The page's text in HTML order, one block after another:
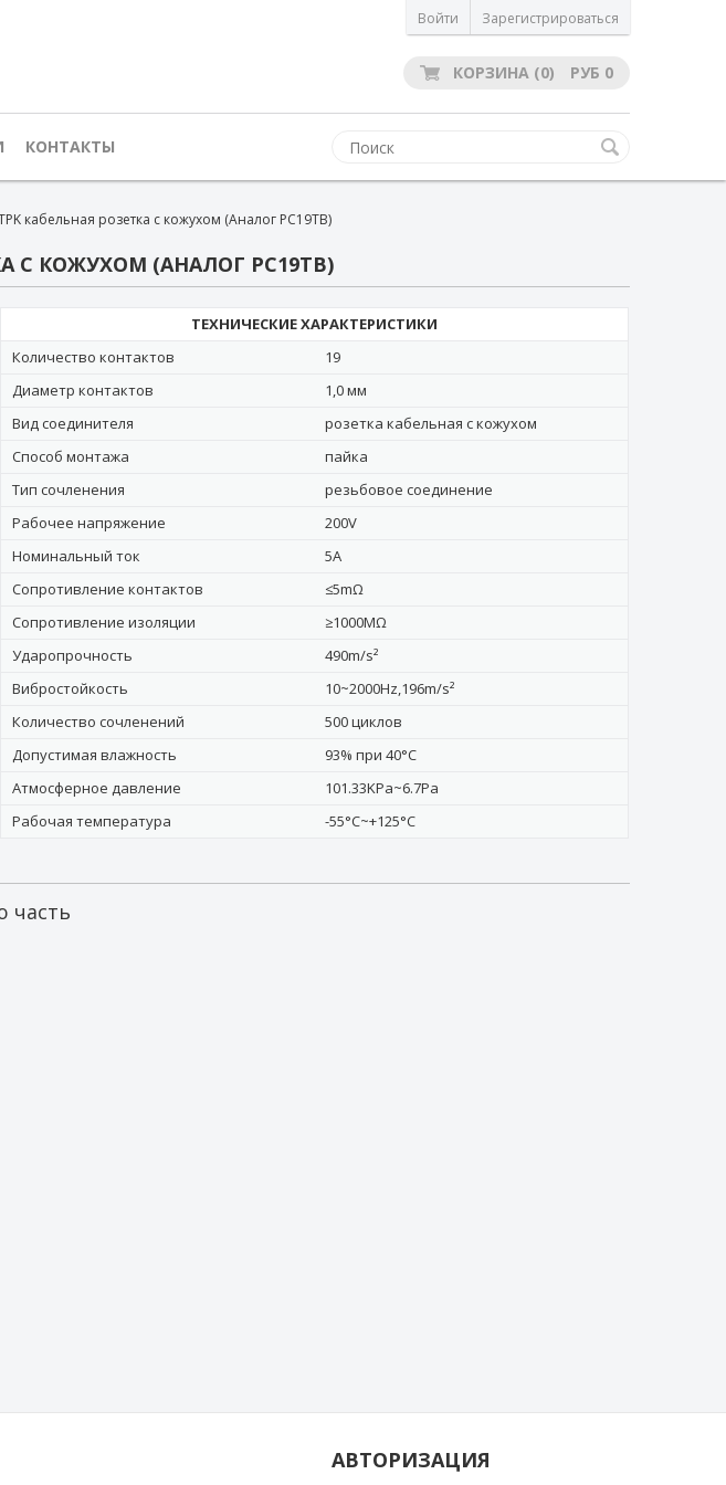
Войти Зарегистрироваться
КОРЗИНА (0) РУБ 0
КОНТАКТЫ
кабельная розетка с кожухом (Аналог РС19ТВ)
С КОЖУХОМ (АНАЛОГ РС19ТВ)
ТЕХНИЧЕСКИЕ ХАРАКТЕРИСТИКИ
Количество контактов
19
Диаметр контактов
1,0 мм
Вид соединителя
розетка кабельная с кожухом
Способ монтажа
пайка
Тип сочленения
резьбовое соединение
Рабочее напряжение
200V
Номинальный ток
5А
Сопротивление контактов
≤5mΩ
Сопротивление изоляции
≥1000MΩ
Ударопрочность
490m/s²
Вибростойкость
10~2000Hz,196m/s²
Количество сочленений
500 циклов
Допустимая влажность
93% при 40°C
Атмосферное давление
101.33KPa~6.7Pa
Рабочая температура
-55°C~+125°C
часть
АВТОРИЗАЦИЯ